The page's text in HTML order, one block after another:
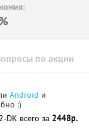
по акции
Android и
:)
DK всего за 2448р.